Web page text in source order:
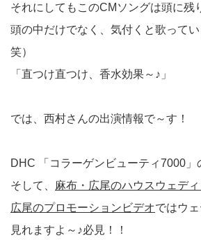
それにしてもこのCMソングは頭に残
頭の中だけでなく、気付くと歌って
笑）
「直つけ直つけ、香水効果～♪」
では、西村さんの出演情報で～す！
DHC 「コラーゲンビューティ7000」
そして、 麻布・広尾のハウスウェデ
広尾のプロモーションビデオではウ
見れますよ～♪必見！！